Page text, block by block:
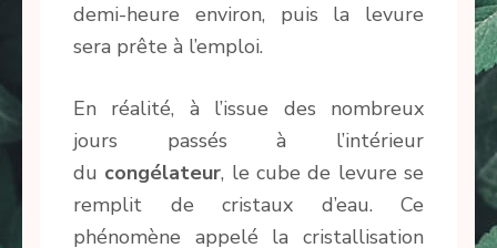
demi-heure environ, puis la levure
sera prête à l’emploi.
En réalité, à l’issue des nombreux
jours passés à l’intérieur
du congélateur, le cube de levure se
remplit de cristaux d’eau. Ce
phénomène appelé la cristallisation